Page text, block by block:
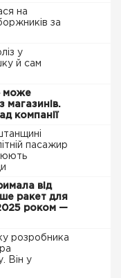
на
за
у
й сам
може
магазинів.
компанії
пасажир
від
ракет для
роком —
розробника
Він у